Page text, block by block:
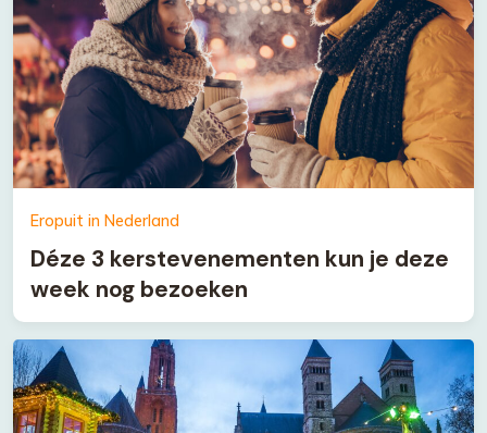
Eropuit in Nederland
Déze 3 kerstevenementen kun je deze
week nog bezoeken